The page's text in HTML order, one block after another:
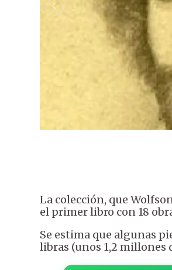
La colección, que
el primer libro con 18
Se estima que algunas
libras (unos 1,2 millones